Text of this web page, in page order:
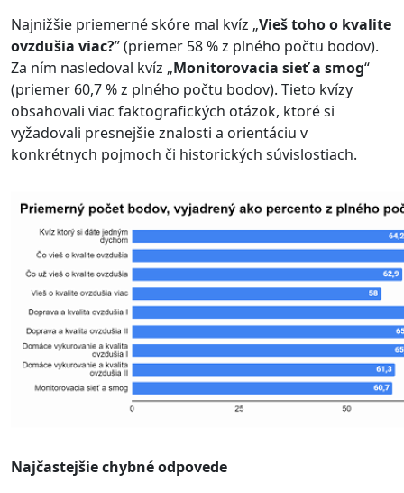
Najnižšie priemerné skóre mal kvíz „Vieš toho o kvalite
ovzdušia viac?” (priemer 58 % z plného počtu bodov).
Za ním nasledoval kvíz „Monitorovacia sieť a smog“
(priemer 60,7 % z plného počtu bodov). Tieto kvízy
obsahovali viac faktografických otázok, ktoré si
vyžadovali presnejšie znalosti a orientáciu v
konkrétnych pojmoch či historických súvislostiach.
Najčastejšie chybné odpovede